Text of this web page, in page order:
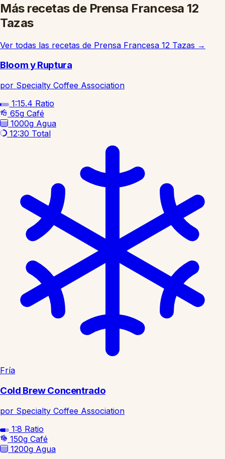
Más recetas de Prensa Francesa 12
Tazas
Ver todas las recetas de Prensa Francesa 12 Tazas →
Bloom y Ruptura
por Specialty Coffee Association
1:15.4 Ratio
65g Café
1000g Agua
12:30 Total
Fría
Cold Brew Concentrado
por Specialty Coffee Association
1:8 Ratio
150g Café
1200g Agua